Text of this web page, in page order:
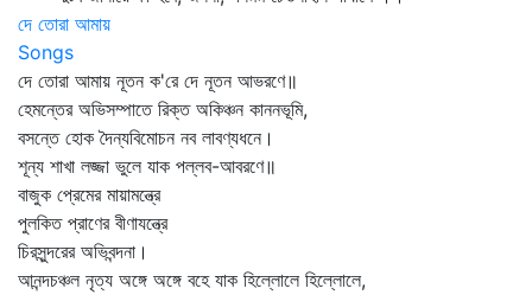
দে তোরা আমায়
Songs
দে তোরা আমায় নূতন ক'রে দে নূতন আভরণে॥
হেমন্তের অভিসম্পাতে রিক্ত অকিঞ্চন কাননভূমি,
বসন্তে হোক দৈন্যবিমোচন নব লাবণ্যধনে।
শূন্য শাখা লজ্জা ভুলে যাক পল্লব-আবরণে॥
বাজুক প্রেমের মায়ামন্ত্রে
পুলকিত প্রাণের বীণাযন্ত্রে
চিরসুন্দরের অভিবন্দনা।
আনন্দচঞ্চল নৃত্য অঙ্গে অঙ্গে বহে যাক হিল্লোলে হিল্লোলে,